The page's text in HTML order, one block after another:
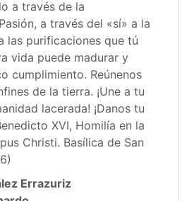
a través de la
a través del «sí» a la
las purificaciones que tú
vida puede madurar y
cumplimiento. Reúnenos
de la tierra. ¡Une a tu
lacerada! ¡Danos tu
XVI, Homilía en la
Christi. Basílica de San
Errazuriz